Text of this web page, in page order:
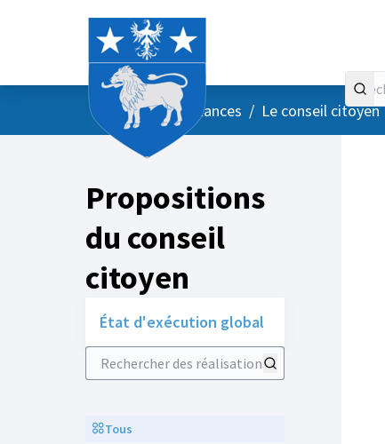
AccueilMenu principal
/ Vos instances / Le conseil citoyen
Propositions
du conseil
citoyen
État d'exécution global
Rechercher des réalisations
ScopeTous